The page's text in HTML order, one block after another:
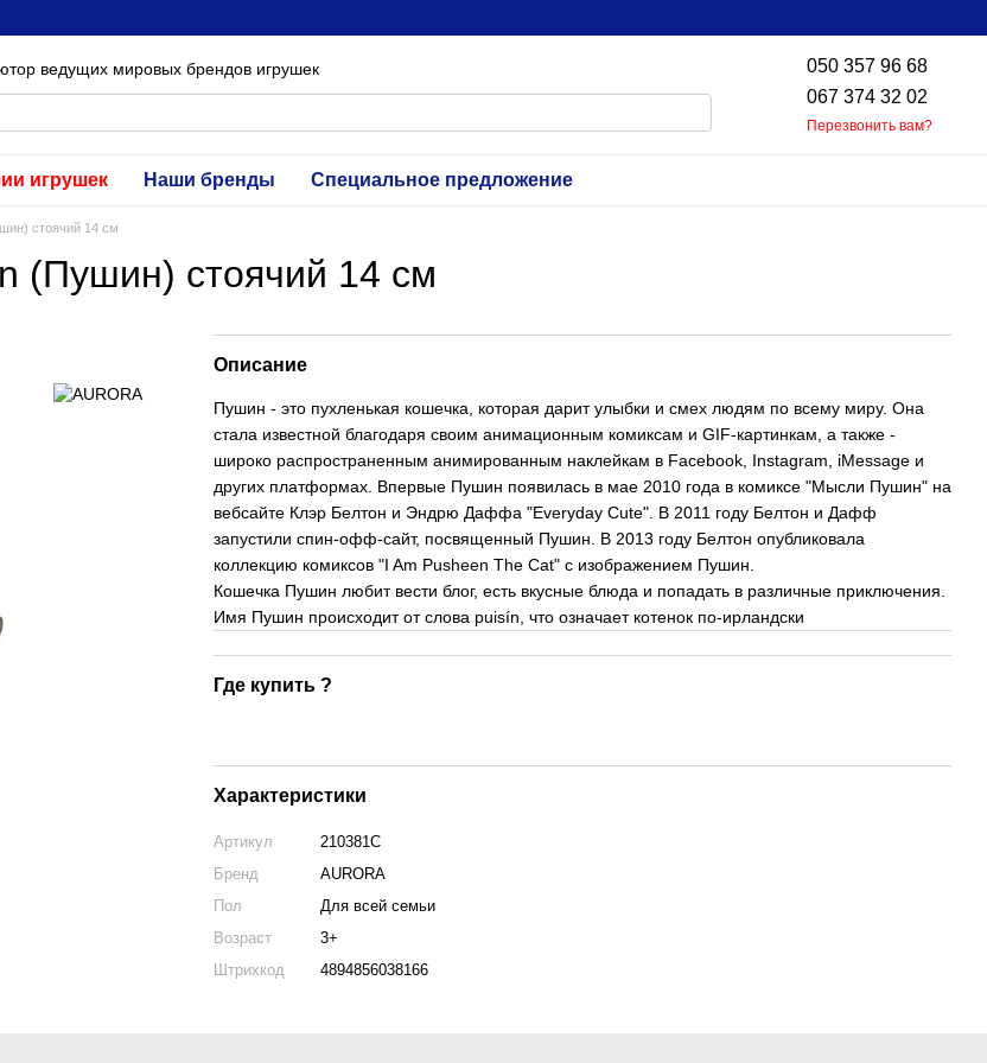
ведущих мировых брендов игрушек
050 357 96 68
067 374 32 02
Перезвонить вам?
игрушек Наши бренды Специальное предложение
стоячий 14 см
(Пушин) стоячий 14 см
Описание
Пушин - это пухленькая кошечка, которая дарит улыбки и смех людям по всему миру. Она
стала известной благодаря своим анимационным комиксам и GIF-картинкам, а также -
широко распространенным анимированным наклейкам в Facebook, Instagram, iMessage и
других платформах. Впервые Пушин появилась в мае 2010 года в комиксе "Мысли Пушин" на
вебсайте Клэр Белтон и Эндрю Даффа "Everyday Cute". В 2011 году Белтон и Дафф
запустили спин-офф-сайт, посвященный Пушин. В 2013 году Белтон опубликовала
коллекцию комиксов "I Am Pusheen The Cat" с изображением Пушин.
Кошечка Пушин любит вести блог, есть вкусные блюда и попадать в различные приключения.
Имя Пушин происходит от слова puisín, что означает котенок по-ирландски
Где купить ?
Характеристики
Артикул
210381C
Бренд
AURORA
Пол
Для всей семьи
Возраст
3+
Штрихкод
4894856038166